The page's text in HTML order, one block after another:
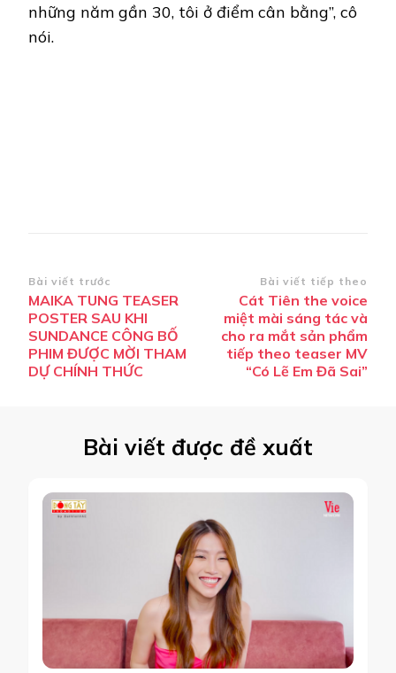
những năm gần 30, tôi ở điểm cân bằng”, cô
nói.
Điều
hướng
bài
viết
Bài viết trước
MAIKA TUNG TEASER
POSTER SAU KHI
SUNDANCE CÔNG BỐ
PHIM ĐƯỢC MỜI THAM
DỰ CHÍNH THỨC
Bài viết tiếp theo
Cát Tiên the voice
miệt mài sáng tác và
cho ra mắt sản phẩm
tiếp theo teaser MV
“Có Lẽ Em Đã Sai”
Bài viết được đề xuất